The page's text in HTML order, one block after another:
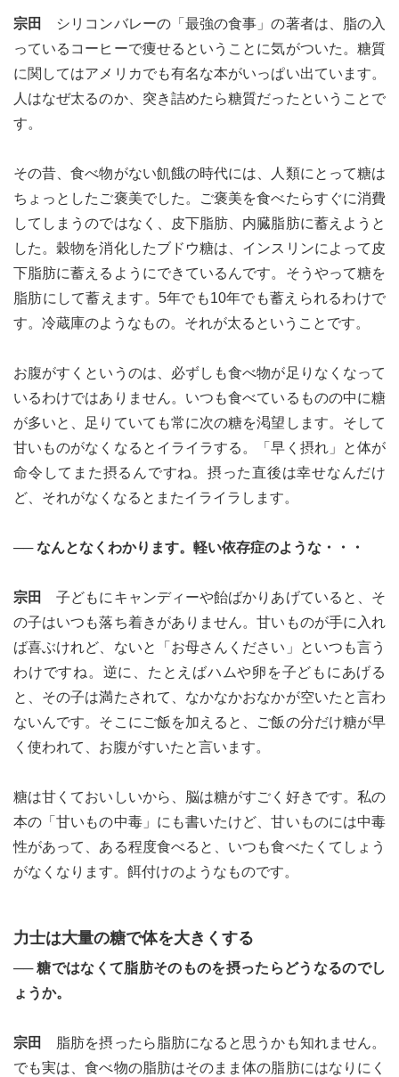
宗田
シリコンバレーの「最強の食事」の著者は、脂の入
っているコーヒーで痩せるということに気がついた。糖質
に関してはアメリカでも有名な本がいっぱい出ています。
人はなぜ太るのか、突き詰めたら糖質だったということで
す。
その昔、食べ物がない飢餓の時代には、人類にとって糖は
ちょっとしたご褒美でした。ご褒美を食べたらすぐに消費
してしまうのではなく、皮下脂肪、内臓脂肪に蓄えようと
した。穀物を消化したブドウ糖は、インスリンによって皮
下脂肪に蓄えるようにできているんです。そうやって糖を
脂肪にして蓄えます。5年でも10年でも蓄えられるわけで
す。冷蔵庫のようなもの。それが太るということです。
お腹がすくというのは、必ずしも食べ物が足りなくなって
いるわけではありません。いつも食べているものの中に糖
が多いと、足りていても常に次の糖を渇望します。そして
甘いものがなくなるとイライラする。「早く摂れ」と体が
命令してまた摂るんですね。摂った直後は幸せなんだけ
ど、それがなくなるとまたイライラします。
── なんとなくわかります。軽い依存症のような・・・
宗田
子どもにキャンディーや飴ばかりあげていると、そ
の子はいつも落ち着きがありません。甘いものが手に入れ
ば喜ぶけれど、ないと「お母さんください」といつも言う
わけですね。逆に、たとえばハムや卵を子どもにあげる
と、その子は満たされて、なかなかおなかが空いたと言わ
ないんです。そこにご飯を加えると、ご飯の分だけ糖が早
く使われて、お腹がすいたと言います。
糖は甘くておいしいから、脳は糖がすごく好きです。私の
本の「甘いもの中毒」にも書いたけど、甘いものには中毒
性があって、ある程度食べると、いつも食べたくてしょう
がなくなります。餌付けのようなものです。
力士は大量の糖で体を大きくする
── 糖ではなくて脂肪そのものを摂ったらどうなるのでし
ょうか。
宗田
脂肪を摂ったら脂肪になると思うかも知れません。
でも実は、食べ物の脂肪はそのまま体の脂肪にはなりにく